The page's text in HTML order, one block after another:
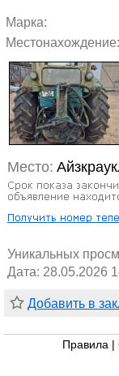
Марка:
Местонахождение:
Место:
Уникальных
Дата: 28.05.2026
Добавить в
Правила